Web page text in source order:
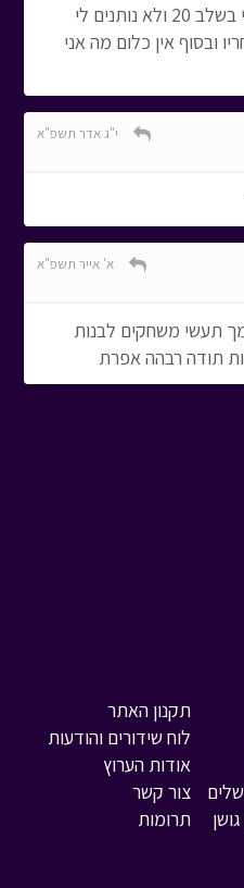
פצצה של משחק!!!!! אבל אני בשלב 20 ולא נותנים לי
ובסוף אין כלום מה אני
י"ג אדר תשפ"א
א' אייר תשפ"א
תעשי משחקים לבנות
תודה רבהה אפרת
תקנון האתר
לוח שידורים והודעות
אודות הערוץ
צור קשר
תרומות